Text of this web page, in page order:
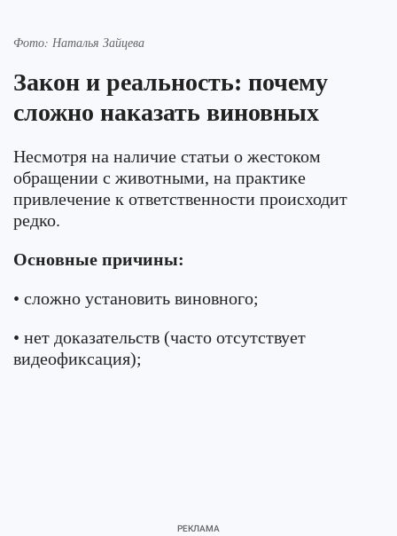
Фото: Наталья Зайцева
Закон и реальность: почему
сложно наказать виновных
Несмотря на наличие статьи о жестоком
обращении с животными, на практике
привлечение к ответственности происходит
редко.
Основные причины:
• сложно установить виновного;
• нет доказательств (часто отсутствует
видеофиксация);